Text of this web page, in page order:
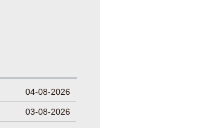
04-08-2026
03-08-2026